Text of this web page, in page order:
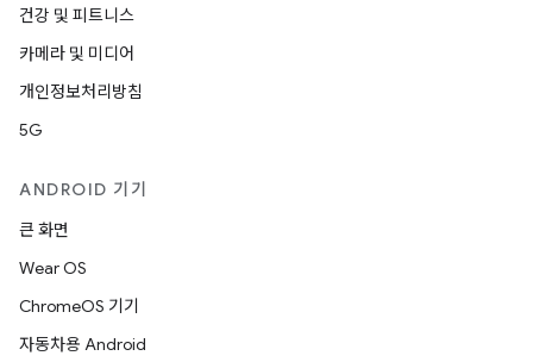
건강 및 피트니스
카메라 및 미디어
개인정보처리방침
5G
ANDROID 기기
큰 화면
Wear OS
ChromeOS 기기
자동차용 Android